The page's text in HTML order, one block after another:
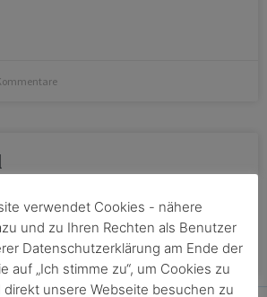
verwendet Cookies - nähere
und zu Ihren Rechten als Benutzer
Datenschutzerklärung am Ende der
auf „Ich stimme zu“, um Cookies zu
unsere Webseite besuchen zu